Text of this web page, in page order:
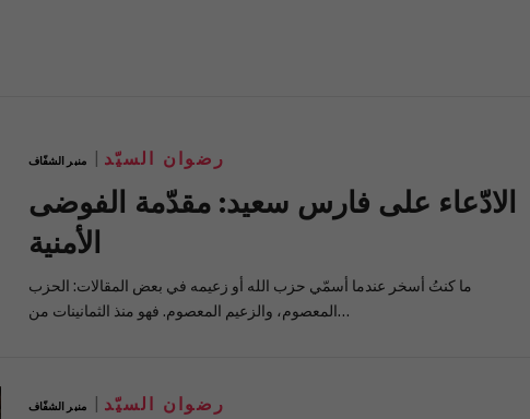
منبر الشفّاف رضوان السيّد
الادّعاء على فارس سعيد: مقدّمة الفوضى
الأمنية
ما كنتُ أسخر عندما أسمّي حزب الله أو زعيمه في بعض المقالات: الحزب
المعصوم، والزعيم المعصوم. فهو منذ الثمانينات من…
منبر الشفّاف رضوان السيّد